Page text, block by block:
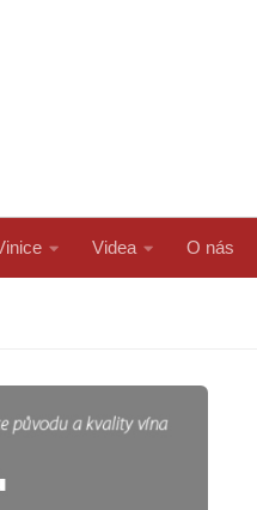
Videa O nás